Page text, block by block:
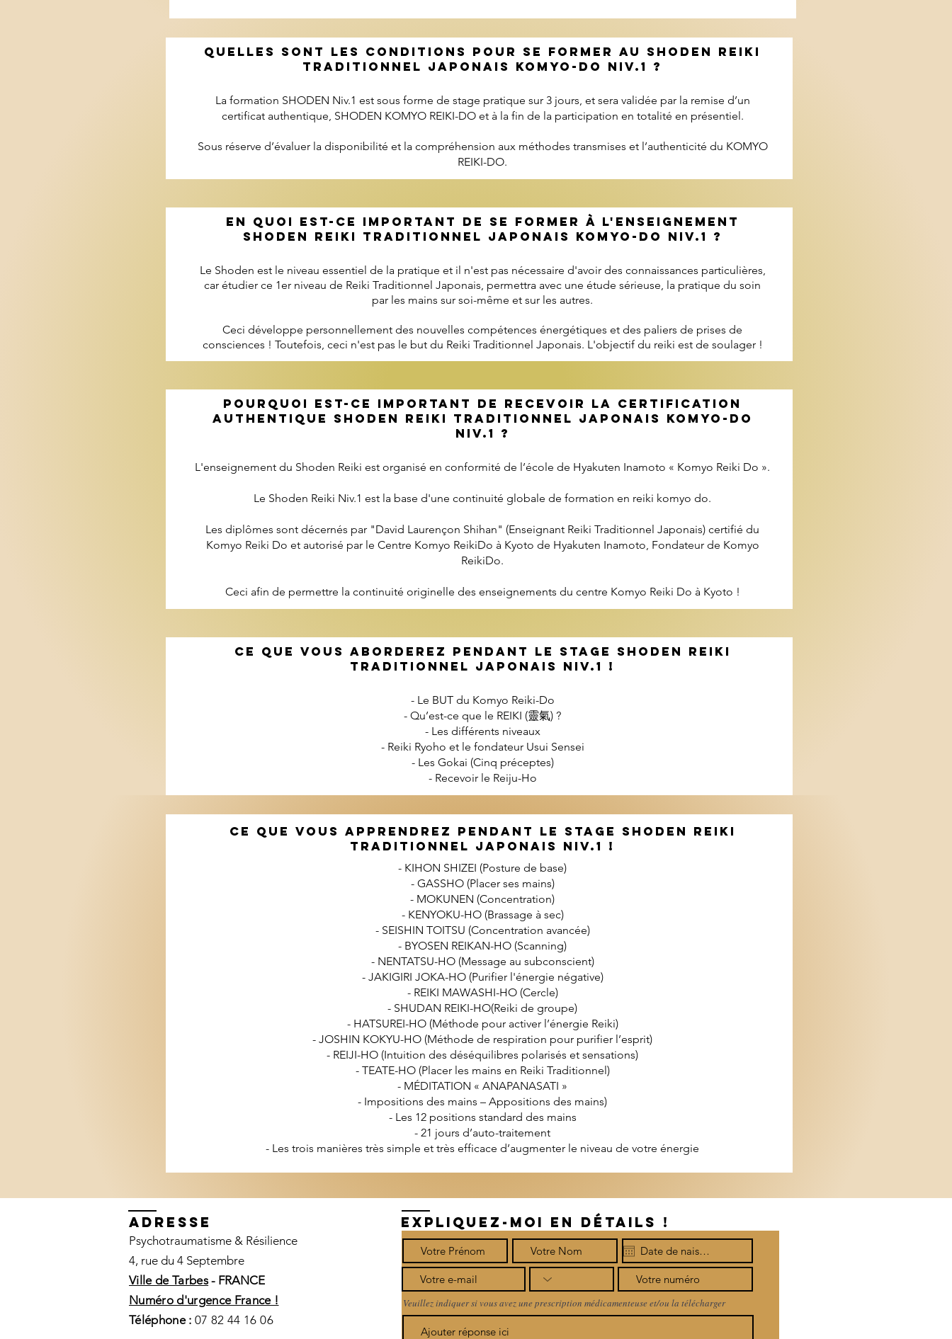
QUELLES SONT LES CONDITIONS POUR SE FORMER AU SHODEN REIKI
TRADITIONNEL JAPONAIS KOMYO-DO NIV.1 ?
La formation SHODEN Niv.1 est sous forme de stage pratique sur 3 jours, et sera validée par la remise d’un
certificat authentique, SHODEN KOMYO REIKI-DO et à la fin de la participation en totalité en présentiel.
Sous réserve d’évaluer la disponibilité et la compréhension aux méthodes transmises et l’authenticité du KOMYO
REIKI-DO.
EN QUOI est-ce important de se former À L'ENSEIGNEMENT
SHODEN REIKI TRADITIONNEL JAPONAIS KOMYO-DO NIV.1 ?
Le Shoden est le niveau essentiel de la pratique et il n'est pas nécessaire d'avoir des connaissances particulières,
car étudier ce 1er niveau de Reiki Traditionnel Japonais, permettra avec une étude sérieuse, la pratique du soin
par les mains sur soi-même et sur les autres.
Ceci développe personnellement des nouvelles compétences énergétiques et des paliers de prises de
consciences ! Toutefois, ceci n'est pas le but du Reiki Traditionnel Japonais. L'objectif du reiki est de soulager !
pourquoi est-CE IMPORTANT DE RECEVOIR la CERTIFICATION
AUTHENTIQUE SHODEN REIKI TRADiTIONNEL JAPONAIS KOMYO-DO
NIV.1 ?
L'enseignement du Shoden Reiki est organisé en conformité de l’école de Hyakuten Inamoto « Komyo Reiki Do ».
Le Shoden Reiki Niv.1 est la base d'une continuité globale de formation en reiki komyo do.
Les diplômes sont décernés par "David Laurençon Shihan" (Enseignant Reiki Traditionnel Japonais) certifié du
Komyo Reiki Do et autorisé par le Centre Komyo ReikiDo à Kyoto de Hyakuten Inamoto, Fondateur de Komyo
ReikiDo.
Ceci afin de permettre la continuité originelle des enseignements du centre Komyo Reiki Do à Kyoto !
CE QUE VOUS ABORDEREZ PENDANT LE STAGE SHODEN REIKI
TRADITIONNEL JAPONAIS NIV.1 !
- Le BUT du Komyo Reiki-Do
- Qu’est-ce que le REIKI (靈氣) ?
- Les différents niveaux
- Reiki Ryoho et le fondateur Usui Sensei
- Les Gokai (Cinq préceptes)
- Recevoir le Reiju-Ho
CE QUE VOUS APPRENDREZ PENDANT LE STAGE SHODEN REIKI
TRADITIONNEL JAPONAIS NIV.1 !
- KIHON SHIZEI (Posture de base)
- GASSHO (Placer ses mains)
- MOKUNEN (Concentration)
- KENYOKU-HO (Brassage à sec)
- SEISHIN TOITSU (Concentration avancée)
- BYOSEN REIKAN-HO (Scanning)
- NENTATSU-HO (Message au subconscient)
- JAKIGIRI JOKA-HO (Purifier l'énergie négative)
- REIKI MAWASHI-HO (Cercle)
- SHUDAN REIKI-HO(Reiki de groupe)
- HATSUREI-HO (Méthode pour activer l’énergie Reiki)
- JOSHIN KOKYU-HO (Méthode de respiration pour purifier l’esprit)
- REIJI-HO (Intuition des déséquilibres polarisés et sensations)
- TEATE-HO (Placer les mains en Reiki Traditionnel)
- MÉDITATION « ANAPANASATI »
- Impositions des mains – Appositions des mains)
- Les 12 positions standard des mains
- 21 jours d’auto-traitement
- Les trois manières très simple et très efficace d’augmenter le niveau de votre énergie
ADRESSE EXPLIQUEZ-MOI EN DÉTAILS !
Psychotraumatisme & Résilience
4, rue du 4 Septembre
Ville de Tarbes- FRANCE
Numéro d'urgence France !
Téléphone :07 82 44 16 06
Veuillez indiquer si vous avez une prescription médicamenteuse et/ou la télécharger